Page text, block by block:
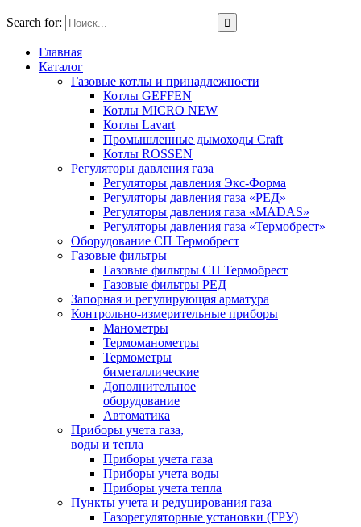
Search for:
Главная
Каталог
Газовые котлы и принадлежности
Котлы GEFFEN
Котлы MICRO NEW
Котлы Lavart
Промышленные дымоходы Craft
Котлы ROSSEN
Регуляторы давления газа
Регуляторы давления Экс-Форма
Регуляторы давления газа «РЕД»
Регуляторы давления газа «MADAS»
Регуляторы давления газа «Термобрест»
Оборудование СП Термобрест
Газовые фильтры
Газовые фильтры СП Термобрест
Газовые фильтры РЕД
Запорная и регулирующая арматура
Контрольно-измерительные приборы
Манометры
Термоманометры
Термометры
биметаллические
Дополнительное
оборудование
Автоматика
Приборы учета газа,
воды и тепла
Приборы учета газа
Приборы учета воды
Приборы учета тепла
Пункты учета и редуцирования газа
Газорегуляторные установки (ГРУ)